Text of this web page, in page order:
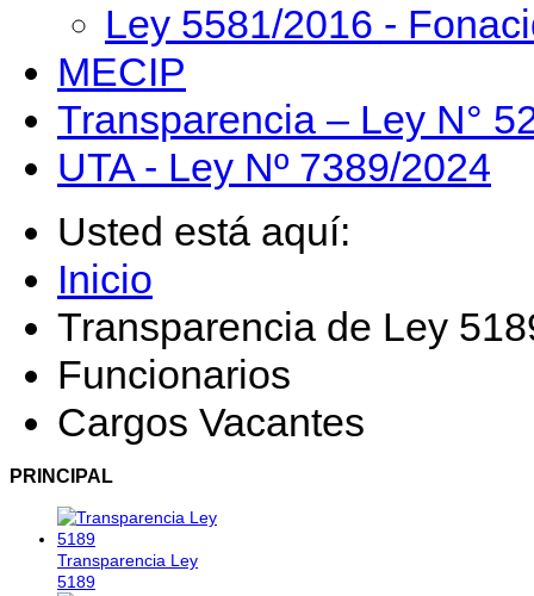
Ley 5581/2016 -
MECIP
Transparencia – Ley N°
UTA - Ley Nº 7389/2024
Usted está aquí:
Inicio
Transparencia de Ley
Funcionarios
Cargos Vacantes
PRINCIPAL
Transparencia Ley
5189